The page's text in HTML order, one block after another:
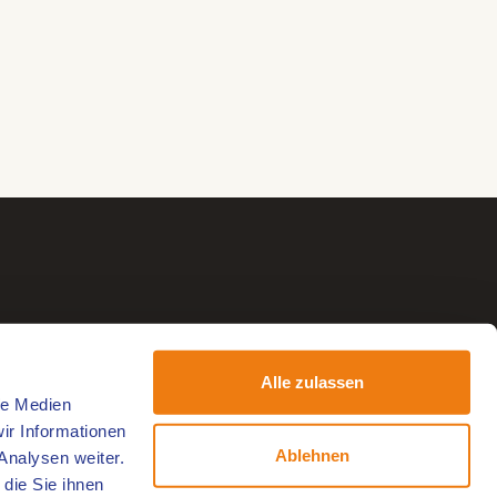
Medien
Informationen
weiter.
Sie ihnen
Alle zulassen
Ablehnen